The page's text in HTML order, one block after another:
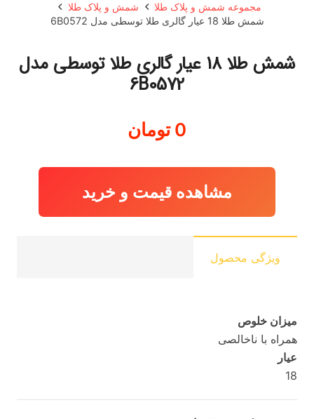
مجموعه شمش و پلاک طلا
شمش و پلاک طلا
شمش طلا 18 عیار گالری طلا توسطی مدل 6B0572
شمش طلا 18 عیار گالری طلا توسطی مدل
6B0572
0 تومان
مشاهده قیمت و خرید
ویژگی محصول
میزان خلوص
همراه با ناخالصی
عیار
18